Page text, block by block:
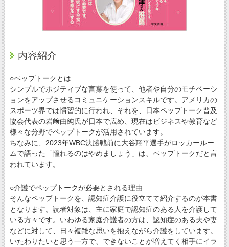
内容紹介
○ペップトークとは
シンプルでポジティブな言葉を使って、他者や自分のモチベーシ
ョンをアップさせるコミュニケーションスキルです。アメリカの
スポーツ界では慣習的に行われ、それを、日本ペップトーク普及
協会代表の岩﨑由純氏が日本で広め、現在はビジネスや教育など
様々な分野でペップトークが活用されています。
ちなみに、2023年WBC決勝戦前に大谷翔平選手がロッカールー
ムで語った「憧れるのはやめましょう」は、ペップトークだと言
われています。
○介護でペップトークが必要とされる理由
そんなペップトークを、認知症介護に役立てて紹介するのが本書
となります。読者対象は、主に家庭で認知症のある人を介護して
いる方々です。いわゆる家庭介護者の方は、認知症のある夫や妻
などに対して、日々複雑な思いを抱えながら介護をしています。
いたわりたいと思う一方で、できないことが増えてく相手にイラ